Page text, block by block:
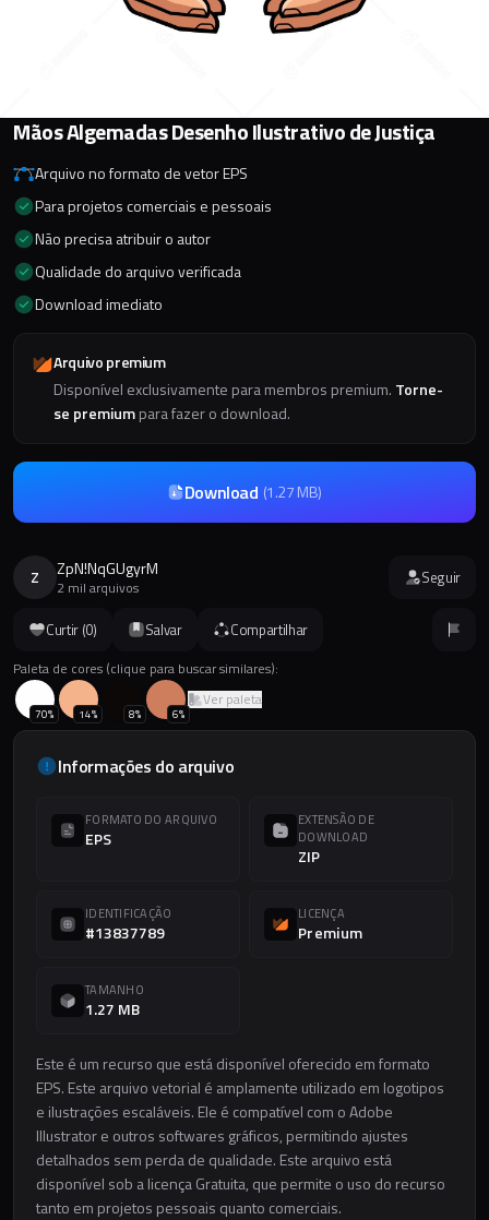
Curtir (0) Salvar Compartilhar
Paleta de cores (clique para buscar similares):
70% 14% 8% 6%
Ver paleta
Informações do arquivo
FORMATO DO ARQUIVO
EPS
EXTENSÃO DE
DOWNLOAD
ZIP
IDENTIFICAÇÃO
#13837789
LICENÇA
Premium
TAMANHO
1.27 MB
Este é um recurso que está disponível oferecido em formato
EPS. Este arquivo vetorial é amplamente utilizado em logotipos
e ilustrações escaláveis. Ele é compatível com o Adobe
Illustrator e outros softwares gráficos, permitindo ajustes
detalhados sem perda de qualidade. Este arquivo está
disponível sob a licença Gratuita, que permite o uso do recurso
tanto em projetos pessoais quanto comerciais.
Mãos Algemadas Desenho Ilustrativo de Justiça
Arquivo no formato de vetor EPS
Para projetos comerciais e pessoais
Não precisa atribuir o autor
Qualidade do arquivo verificada
Download imediato
Arquivo premium
Disponível exclusivamente para membros premium. Torne-
se premiumpara fazer o download.
Download (1.27 MB)
Z ZpN!NqGUgyrM
2 mil arquivos Seguir